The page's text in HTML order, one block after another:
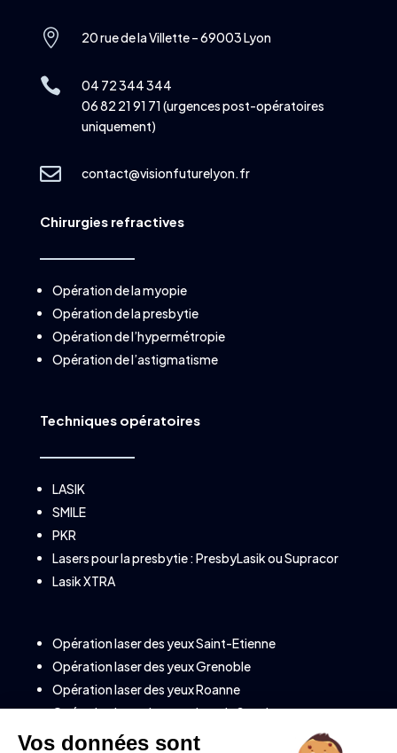
 20 rue de la Villette – 69003 Lyon

04 72 344 344
06 82 21 91 71 (urgences post-opératoires
uniquement)
 contact@visionfuturelyon.fr
Chirurgies refractives
Opération de la myopie
Opération de la presbytie
Opération de l’hypermétropie
Opération de l’astigmatisme
Techniques opératoires
LASIK
SMILE
PKR
Lasers pour la presbytie :PresbyLasikouSupracor
Lasik XTRA
Opération laser des yeux Saint-Etienne
Opération laser des yeux Grenoble
Opération laser des yeux Roanne
Opération laser des yeux Lons le Saunier
Opération laser des yeux à Annecy (Savoie)